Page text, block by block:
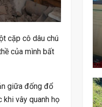
cặp cô dâu chú
của mình bất
giữa đống đổ
vây quanh họ
Đã Cấp Hơn 20.000 Giấy Đi
Phòng CSGT Đã Cấp…